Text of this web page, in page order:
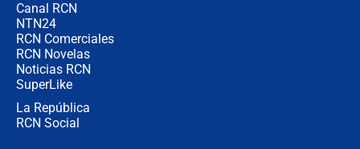
Canal RCN
NTN24
RCN Comerciales
RCN Novelas
Noticias RCN
SuperLike
La República
RCN Social